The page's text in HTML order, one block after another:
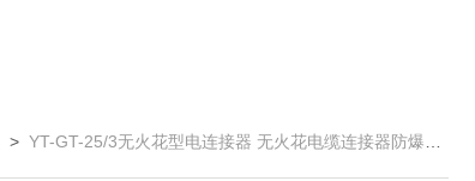
>YT-GT-25/3无火花型电连接器 无火花电缆连接器防爆箱插头插座单相三极固定式YT-GT-25/3